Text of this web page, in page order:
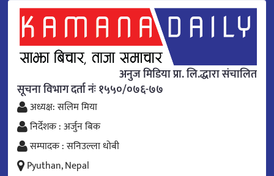
अनुज मिडिया प्रा. लि.द्धारा संचालित
सूचना विभाग दर्ता नंः १५५०/०७६-७७
अध्यक्ष: सलिम मिया
निर्देशक : अर्जुन बिक
सम्पादक : सनिउल्ला धोबी
Pyuthan, Nepal